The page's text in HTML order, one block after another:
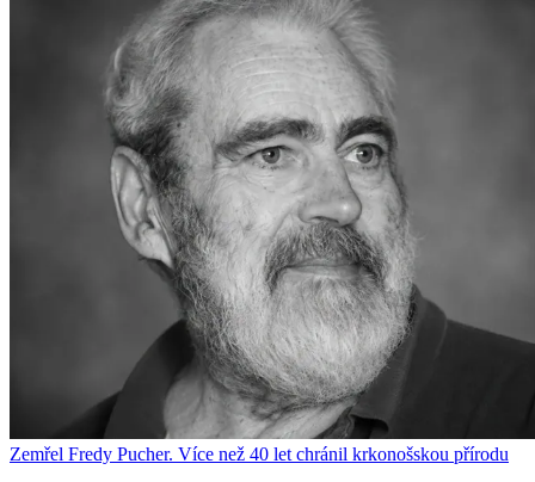
Zemřel Fredy Pucher. Více než 40 let chránil krkonošskou přírodu